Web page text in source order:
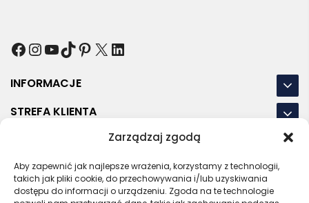
Zarządzaj zgodą
Aby zapewnić jak najlepsze wrażenia, korzystamy z technologii,
takich jak pliki cookie, do przechowywania i/lub uzyskiwania
dostępu do informacji o urządzeniu. Zgoda na te technologie
Facebook
Instagram
YouTube
TikTok
Pinterest
X LinkedIn
INFORMACJE
STREFA KLIENTA
NASZE LOKALIZACJE
OSTATNIE POSTY